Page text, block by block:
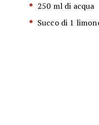
250 ml di acqua
Succo di 1